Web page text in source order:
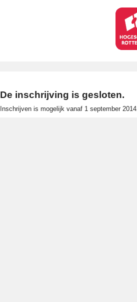
De inschrijving is gesloten.
Inschrijven is mogelijk vanaf 1 september 2014.